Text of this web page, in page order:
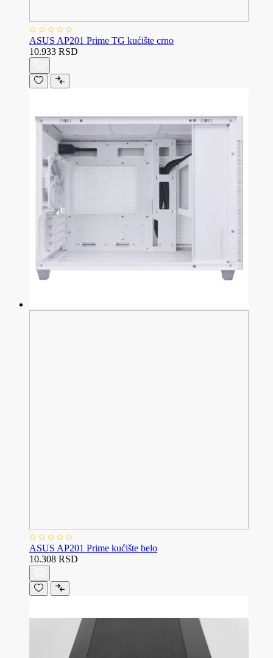
ASUS AP201 Prime TG kućište crno
10.933 RSD
ASUS AP201 Prime kućište belo
10.308 RSD